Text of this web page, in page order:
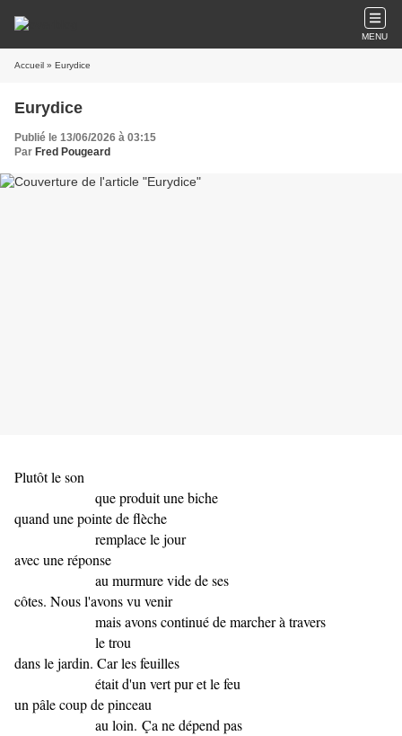
MENU
Accueil » Eurydice
Eurydice
Publié le 13/06/2026 à 03:15
Par Fred Pougeard
Plutôt le son
que produit une biche
quand une pointe de flèche
remplace le jour
avec une réponse
au murmure vide de ses
côtes. Nous l'avons vu venir
mais avons continué de marcher à travers
le trou
dans le jardin. Car les feuilles
était d'un vert pur et le feu
un pâle coup de pinceau
au loin. Ça ne dépend pas